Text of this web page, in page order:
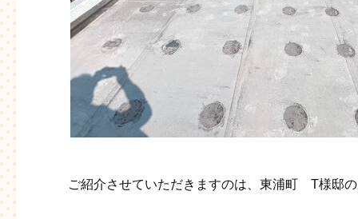
ご紹介させていただきますのは、東浦町 T様邸